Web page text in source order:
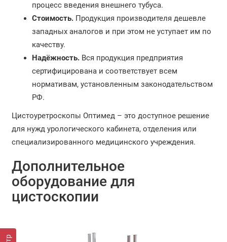
процесс введения внешнего тубуса.
Стоимость.Продукция производителя дешевле
западных аналогов и при этом не уступает им по
качеству.
Надёжность.Вся продукция предприятия
сертифицирована и соответствует всем
нормативам, установленным законодательством
РФ.
Цистоуретроскопы Оптимед – это доступное решение
для нужд урологического кабинета, отделения или
специализированного медицинского учреждения.
Дополнительное
оборудование для
цистоскопии